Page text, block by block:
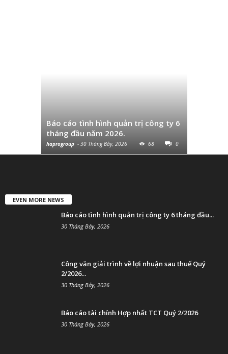
Báo cáo tình hình quản trị công ty 6
tháng đầu năm 2026.
haprogroup - 30 Tháng Bảy, 2026 68 0
EVEN MORE NEWS
Báo cáo tình hình quản trị công ty 6 tháng đầu...
30 Tháng Bảy, 2026
Công văn giải trình về lợi nhuận sau thuế Quý
2/2026...
30 Tháng Bảy, 2026
Báo cáo tài chính Hợp nhất TCT Quý 2/2026
30 Tháng Bảy, 2026